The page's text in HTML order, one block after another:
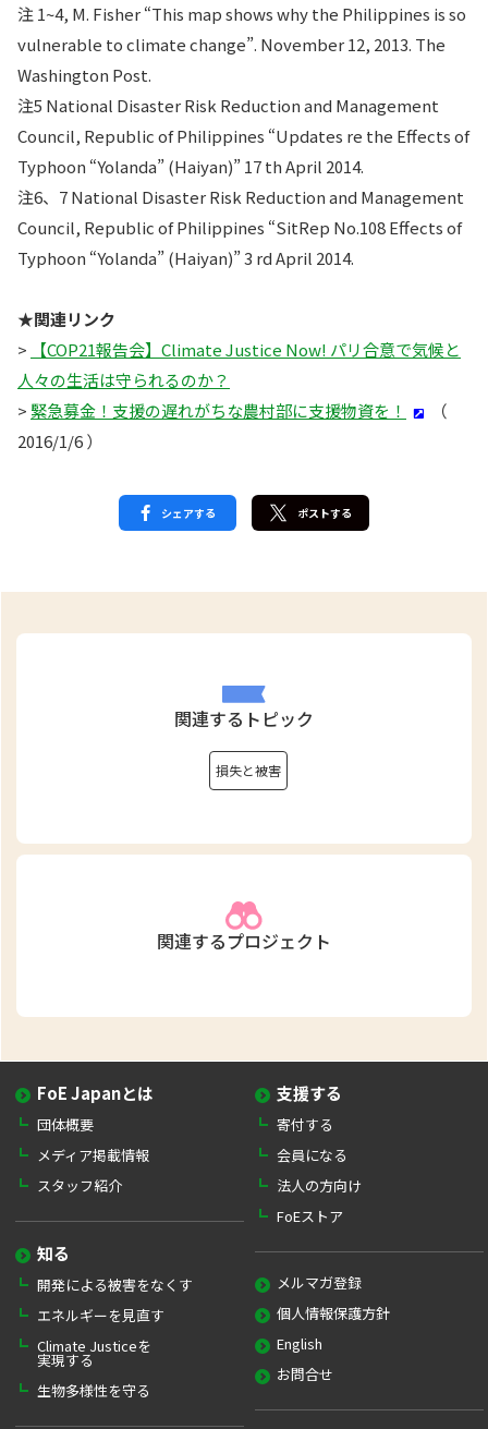
注 1~4, M. Fisher “This map shows why the Philippines is so
vulnerable to climate change”. November 12, 2013. The
Washington Post.
注5 National Disaster Risk Reduction and Management
Council, Republic of Philippines “Updates re the Effects of
Typhoon “Yolanda” (Haiyan)” 17 th April 2014.
注6、7 National Disaster Risk Reduction and Management
Council, Republic of Philippines “SitRep No.108 Effects of
Typhoon “Yolanda” (Haiyan)” 3 rd April 2014.
★関連リンク
>
【COP21報告会】Climate Justice Now! パリ合意で気候と
人々の生活は守られるのか？
> 緊急募金！支援の遅れがちな農村部に支援物資を！
（
2016/1/6 ）
シェアする ポストする
関連するトピック
損失と被害
関連するプロジェクト
FoE Japanとは
団体概要
メディア掲載情報
スタッフ紹介
知る
開発による被害をなくす
エネルギーを見直す
Climate Justiceを
実現する
生物多様性を守る
支援する
寄付する
会員になる
法人の方向け
FoEストア
メルマガ登録
個人情報保護方針
English
お問合せ